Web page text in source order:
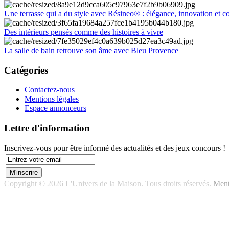
Une terrasse qui a du style avec Résineo® : élégance, innovation et
Des intérieurs pensés comme des histoires à vivre
La salle de bain retrouve son âme avec Bleu Provence
Catégories
Contactez-nous
Mentions légales
Espace annonceurs
Lettre d'information
Inscrivez-vous pour être informé des actualités et des jeux concours !
Copyright © 2026 L'Univers de la Maison. Tous droits réservés.